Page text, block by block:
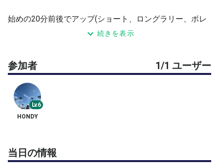
始めの20分前後でアップ(ショート、ロングラリー、ボレ
スト)、残り時間でゲーム形式で楽しむ形で行っておりま
・シングルスのポイントゲーム
・基礎練習(クロスラリー、サーブ＆リターン、スマッシ
ュ等)
を取り入れることもあります。
は他の物を使うこともあります。
続きを表示
参加者 1/1 ユーザー
Lv.6
HONDY
当日の情報